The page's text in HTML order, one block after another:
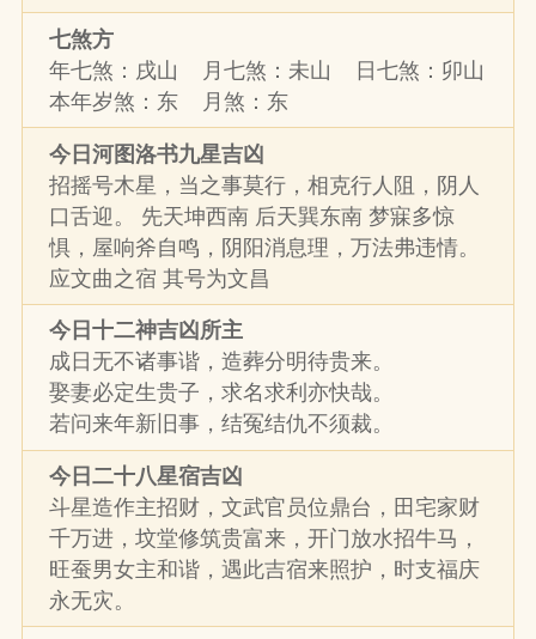
七煞方
年七煞：戌山 月七煞：未山 日七煞：卯山
本年岁煞：东 月煞：东
今日河图洛书九星吉凶
招摇号木星，当之事莫行，相克行人阻，阴人
口舌迎。 先天坤西南 后天巽东南 梦寐多惊
惧，屋响斧自鸣，阴阳消息理，万法弗违情。
应文曲之宿 其号为文昌
今日十二神吉凶所主
成日无不诸事谐，造葬分明待贵来。
娶妻必定生贵子，求名求利亦快哉。
若问来年新旧事，结冤结仇不须裁。
今日二十八星宿吉凶
斗星造作主招财，文武官员位鼎台，田宅家财
千万进，坟堂修筑贵富来，开门放水招牛马，
旺蚕男女主和谐，遇此吉宿来照护，时支福庆
永无灾。